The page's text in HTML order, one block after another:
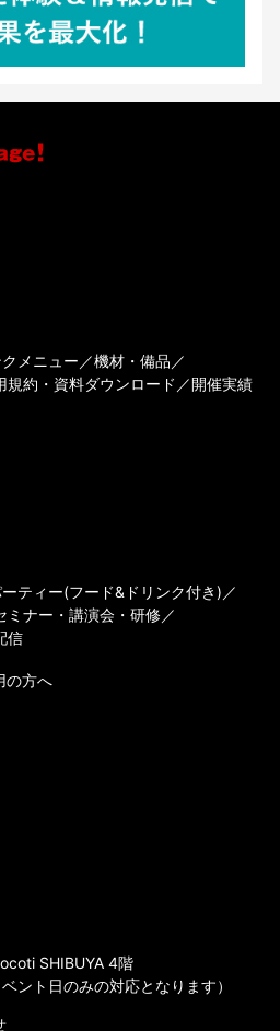
メニュー
機材・備品
規約・資料ダウンロード 開催実績
ティー(フード&ドリンク付き)
ミナー・講演会・研修
信
の方へ
SHIBUYA 4階
ベント日のみの対応となります）